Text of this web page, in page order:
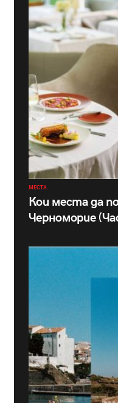
МЕСТА
Кои места да
Черноморие